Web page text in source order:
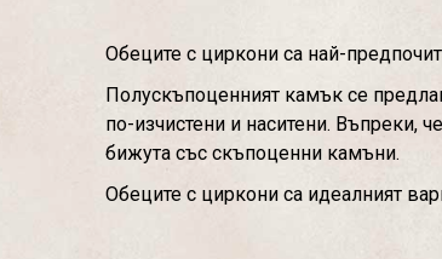
Обеците с циркони са най-
Полускъпоценният камък се
по-изчистени и наситени. Въпреки,
бижута със скъпоценни камъни.
Обеците с циркони са идеалният